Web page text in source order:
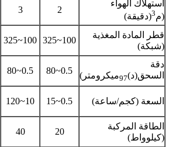
استهلاك الهواء
(م3(دقيقة)
2
3
قطر المادة المغذية
(شبكة)
100~325
100~325
دقة
السحق(د)97ميكرومتر) 0.5~80
0.5~80
السعة (كجم/ساعة) 0.5~15
10~120
الطاقة المركبة
(كيلوواط)
20
40